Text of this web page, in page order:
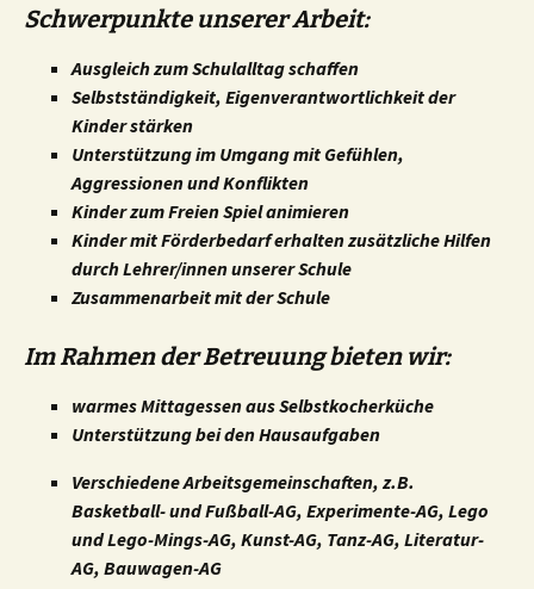
Schwerpunkte unserer Arbeit:
Ausgleich zum Schulalltag schaffen
Selbstständigkeit, Eigenverantwortlichkeit der
Kinder stärken
Unterstützung im Umgang mit Gefühlen,
Aggressionen und Konflikten
Kinder zum Freien Spiel animieren
Kinder mit Förderbedarf erhalten zusätzliche Hilfen
durch Lehrer/innen unserer Schule
Zusammenarbeit mit der Schule
Im Rahmen der Betreuung bieten wir:
warmes Mittagessen aus Selbstkocherküche
Unterstützung bei den Hausaufgaben
Verschiedene Arbeitsgemeinschaften, z.B.
Basketball- und Fußball-AG, Experimente-AG, Lego
und Lego-Mings-AG, Kunst-AG, Tanz-AG, Literatur-
AG, Bauwagen-AG